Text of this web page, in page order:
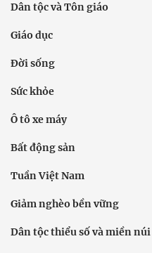
Dân tộc và Tôn giáo
Giáo dục
Đời sống
Sức khỏe
Ô tô xe máy
Bất động sản
Tuần Việt Nam
Giảm nghèo bền vững
Dân tộc thiểu số và miền núi